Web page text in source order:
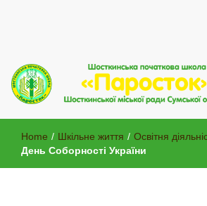
Шосткинська
"Паросток"
Home / Шкільне життя / Освітня
День Соборності України